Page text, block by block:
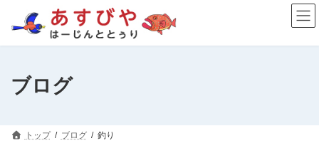
ン
ー
ブログ
トップ ブログ 釣り